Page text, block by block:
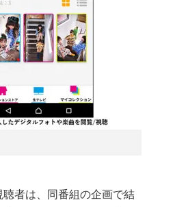
者は、同番組の企画で結